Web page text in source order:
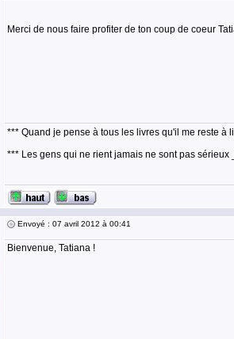
Merci de nous faire profiter de ton coup de coeur
*** Quand je pense à tous les livres qu'il me reste à
*** Les gens qui ne rient jamais ne sont pas sérieux
Envoyé : 07 avril 2012 à 00:41
Bienvenue, Tatiana !